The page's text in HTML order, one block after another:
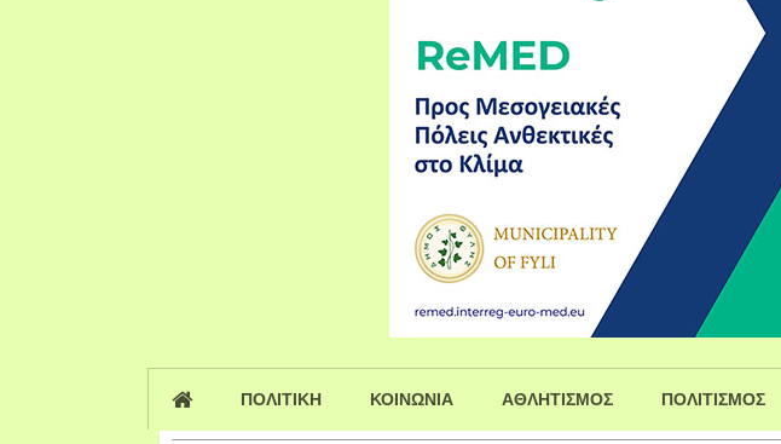
ΠΟΛΙΤΙΚΗ ΚΟΙΝΩΝΙΑ ΑΘΛΗΤΙΣΜΟΣ ΠΟΛΙΤΙΣΜΟΣ